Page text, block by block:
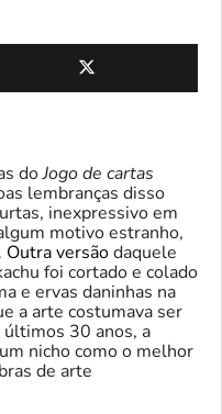
doJogo de cartas
lembranças disso
inexpressivo em
motivo estranho,
Outra versãodaquele
foi cortado e colado
e ervas daninhas na
a arte costumava ser
30 anos, a
nicho como o melhor
de arte